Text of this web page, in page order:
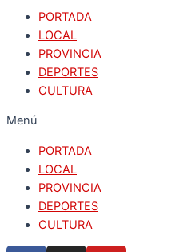
PORTADA
LOCAL
PROVINCIA
DEPORTES
CULTURA
Menú
PORTADA
LOCAL
PROVINCIA
DEPORTES
CULTURA